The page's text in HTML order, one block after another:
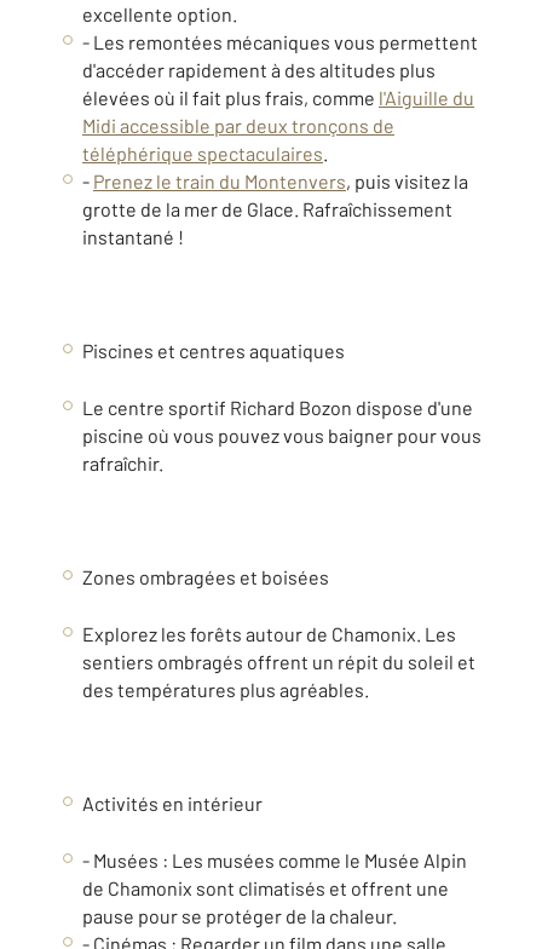
excellente option.
- Les remontées mécaniques vous permettent
d'accéder rapidement à des altitudes plus
élevées où il fait plus frais, comme l'Aiguille du
Midi accessible par deux tronçons de
téléphérique spectaculaires
- Prenez le train du Montenvers, puis visitez la
grotte de la mer de Glace. Rafraîchissement
instantané !
Piscines et centres aquatiques
Le centre sportif Richard Bozon dispose d'une
piscine où vous pouvez vous baigner pour vous
rafraîchir.
Zones ombragées et boisées
Explorez les forêts autour de Chamonix. Les
sentiers ombragés offrent un répit du soleil et
des températures plus agréables.
Activités en intérieur
- Musées : Les musées comme le Musée Alpin
de Chamonix sont climatisés et offrent une
pause pour se protéger de la chaleur.
- Cinémas : Regarder un film dans une salle